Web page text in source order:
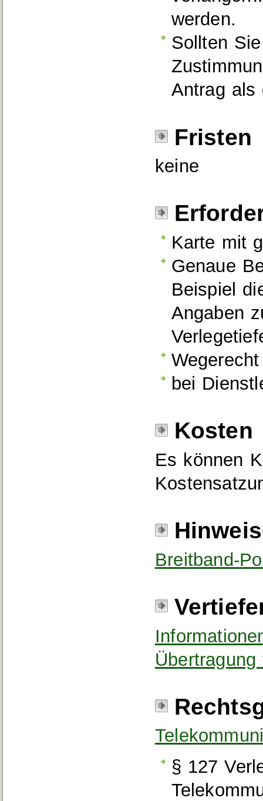
werden.
Sollten
Antrag als
Fristen
keine
Karte mit
Genaue
Beispiel
Angaben
bei
Kosten
Es können
Breitband-
§ 127